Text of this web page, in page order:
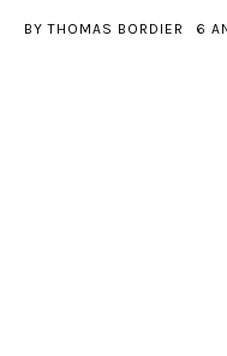
BYTHOMAS BORDIER 6